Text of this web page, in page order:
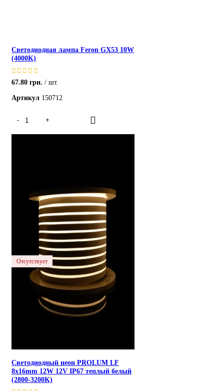
Светодиодная лампа Feron GX53 10W
(4000K)
67.80 грн.
шт.
Артикул 150712
Светодиодный неон PROLUM LF
8x16mm 12W 12V IP67 теплый белый
(2800-3200K)
Отсутствует